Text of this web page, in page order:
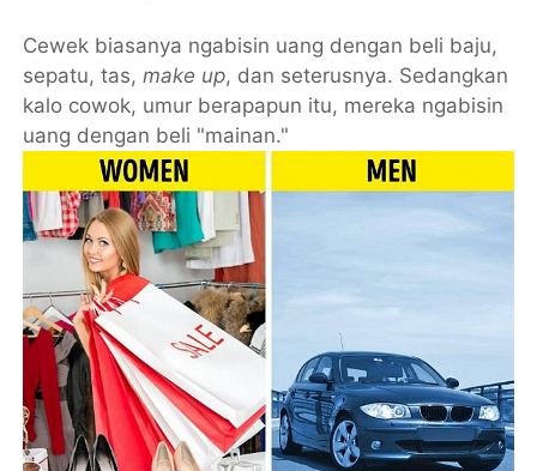
Cewek biasanya ngabisin uang dengan beli baju,
sepatu, tas,make up, dan seterusnya. Sedangkan
kalo cowok, umur berapapun itu, mereka ngabisin
uang dengan beli "mainan."